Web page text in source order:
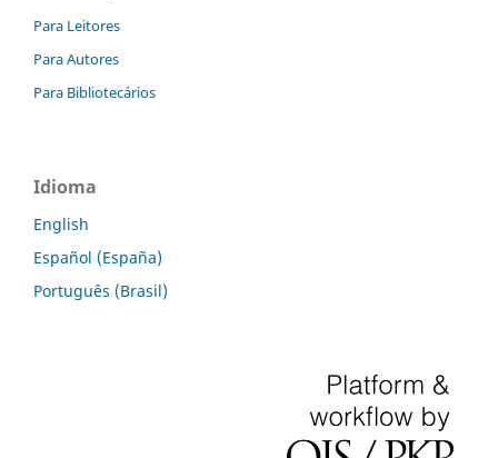
Para Leitores
Para Autores
Para Bibliotecários
Idioma
English
Español (España)
Português (Brasil)